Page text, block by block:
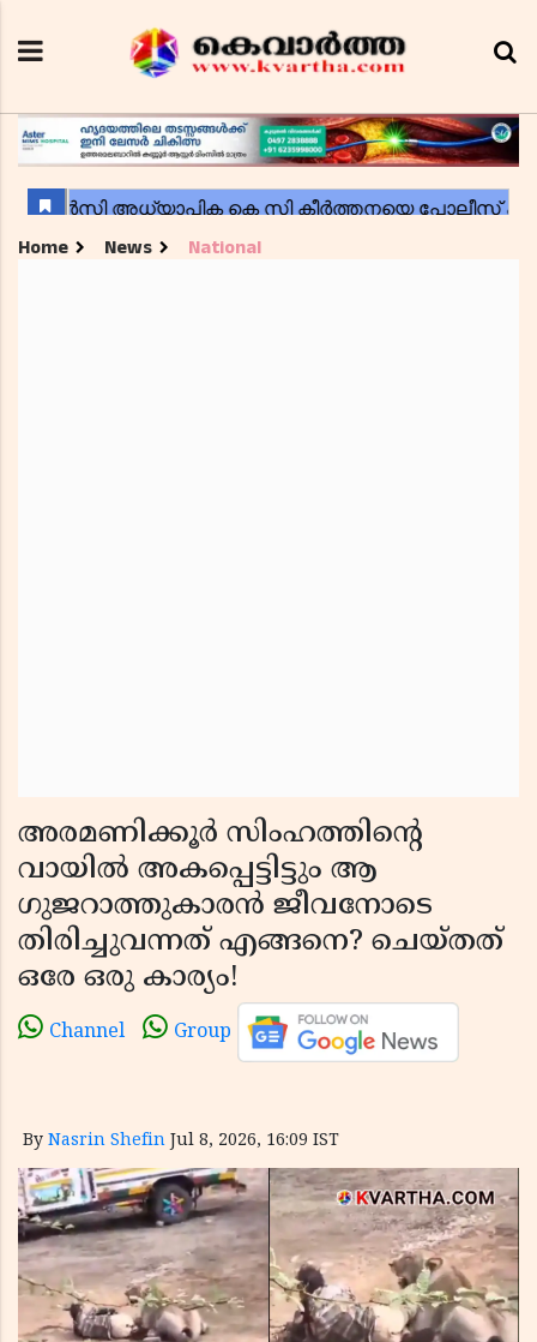
Home News National
അരമണിക്കൂർ സിംഹത്തിന്റെ
വായിൽ അകപ്പെട്ടിട്ടും ആ
ഗുജറാത്തുകാരൻ ജീവനോടെ
തിരിച്ചുവന്നത് എങ്ങനെ? ചെയ്തത്
ഒരേ ഒരു കാര്യം!
Channel Group
By Nasrin Shefin Jul 8, 2026, 16:09 IST